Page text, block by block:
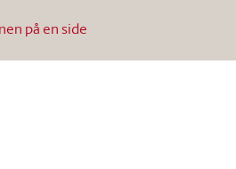
på en side